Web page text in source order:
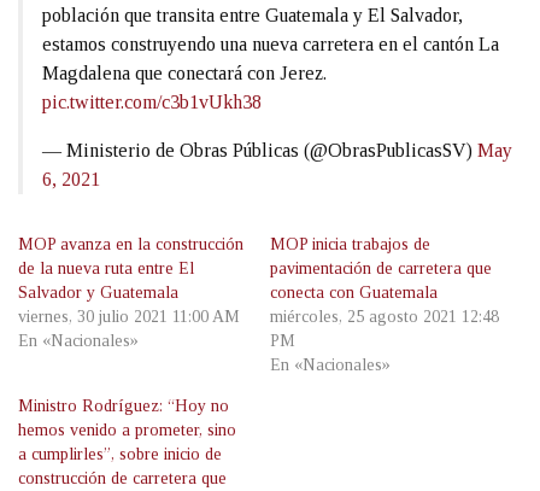
población que transita entre Guatemala y El Salvador,
estamos construyendo una nueva carretera en el cantón La
Magdalena que conectará con Jerez.
pic.twitter.com/c3b1vUkh38
— Ministerio de Obras Públicas (@ObrasPublicasSV) May
6, 2021
MOP avanza en la construcción
de la nueva ruta entre El
Salvador y Guatemala
viernes, 30 julio 2021 11:00 AM
En «Nacionales»
MOP inicia trabajos de
pavimentación de carretera que
conecta con Guatemala
miércoles, 25 agosto 2021 12:48
PM
En «Nacionales»
Ministro Rodríguez: “Hoy no
hemos venido a prometer, sino
a cumplirles”, sobre inicio de
construcción de carretera que